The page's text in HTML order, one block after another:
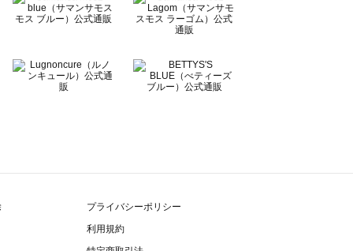
プライバシーポリシー
利用規約